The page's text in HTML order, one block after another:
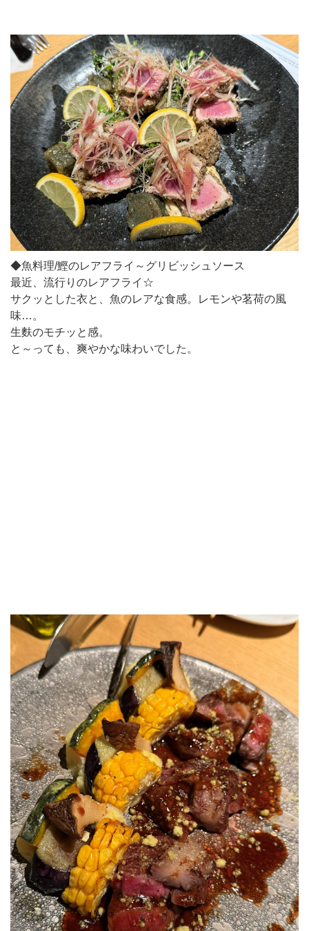
◆魚料理/鰹のレアフライ～グリビッシュソース
最近、流行りのレアフライ☆
サクッとした衣と、魚のレアな食感。レモンや茗荷の風
味…。
生麩のモチッと感。
と～っても、爽やかな味わいでした。